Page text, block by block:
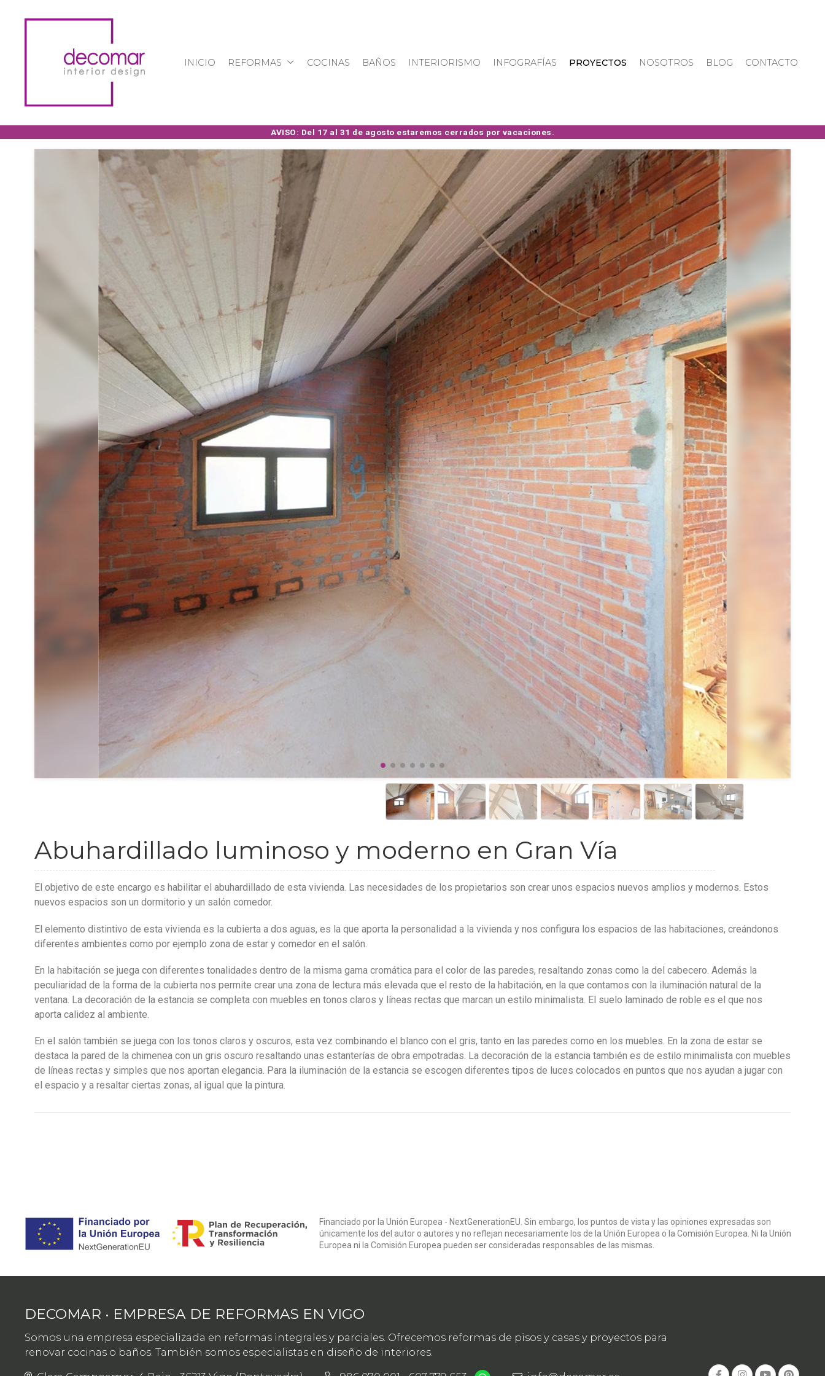
INICIO REFORMAS COCINAS BAÑOS INTERIORISMO INFOGRAFÍAS PROYECTOS NOSOTROS BLOG CONTACTO
Abuhardillado luminoso y moderno en Gran Vía
El objetivo de este encargo es habilitar el abuhardillado de esta vivienda. Las necesidades de los propietarios son crear unos espacios nuevos amplios y modernos. Estos
nuevos espacios son un dormitorio y un salón comedor.
El elemento distintivo de esta vivienda es la cubierta a dos aguas, es la que aporta la personalidad a la vivienda y nos configura los espacios de las habitaciones, creándonos
diferentes ambientes como por ejemplo zona de estar y comedor en el salón.
En la habitación se juega con diferentes tonalidades dentro de la misma gama cromática para el color de las paredes, resaltando zonas como la del cabecero. Además la
peculiaridad de la forma de la cubierta nos permite crear una zona de lectura más elevada que el resto de la habitación, en la que contamos con la iluminación natural de la
ventana. La decoración de la estancia se completa con muebles en tonos claros y líneas rectas que marcan un estilo minimalista. El suelo laminado de roble es el que nos
aporta calidez al ambiente.
En el salón también se juega con los tonos claros y oscuros, esta vez combinando el blanco con el gris, tanto en las paredes como en los muebles. En la zona de estar se
destaca la pared de la chimenea con un gris oscuro resaltando unas estanterías de obra empotradas. La decoración de la estancia también es de estilo minimalista con muebles
de líneas rectas y simples que nos aportan elegancia. Para la iluminación de la estancia se escogen diferentes tipos de luces colocados en puntos que nos ayudan a jugar con
el espacio y a resaltar ciertas zonas, al igual que la pintura.
Financiado por la Unión Europea - NextGenerationEU. Sin embargo, los puntos de vista y las opiniones expresadas son
únicamente los del autor o autores y no reflejan necesariamente los de la Unión Europea o la Comisión Europea. Ni la Unión
Europea ni la Comisión Europea pueden ser consideradas responsables de las mismas.
DECOMAR • EMPRESA DE REFORMAS EN VIGO
Somos una empresa especializada en reformas integrales y parciales. Ofrecemos reformas de pisos y casas y proyectos para
renovar cocinas o baños. También somos especialistas en diseño de interiores.